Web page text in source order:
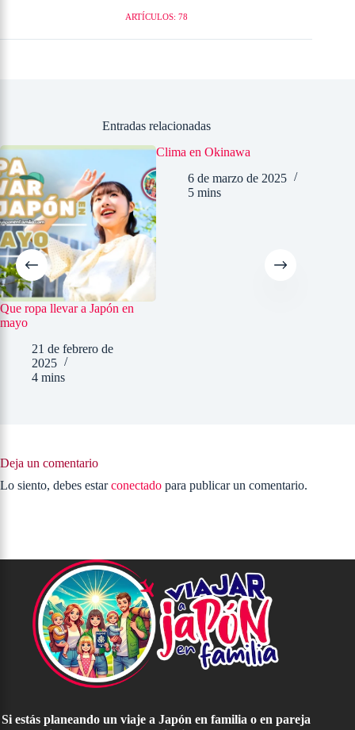
ARTÍCULOS: 78
Entradas relacionadas
Que ropa llevar a Japón en
mayo
21 de febrero de
2025
4 mins
Clima en Okinawa
6 de marzo de 2025
5 mins
Deja un comentario
Lo siento, debes estarconectado para publicar un comentario.
Si estás planeando un viaje a Japón en familia o en pareja